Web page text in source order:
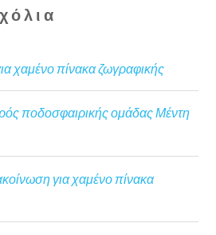
χαμένο πίνακα ζωγραφικής
ποδοσφαιρικής ομάδας Μέντη
για χαμένο πίνακα